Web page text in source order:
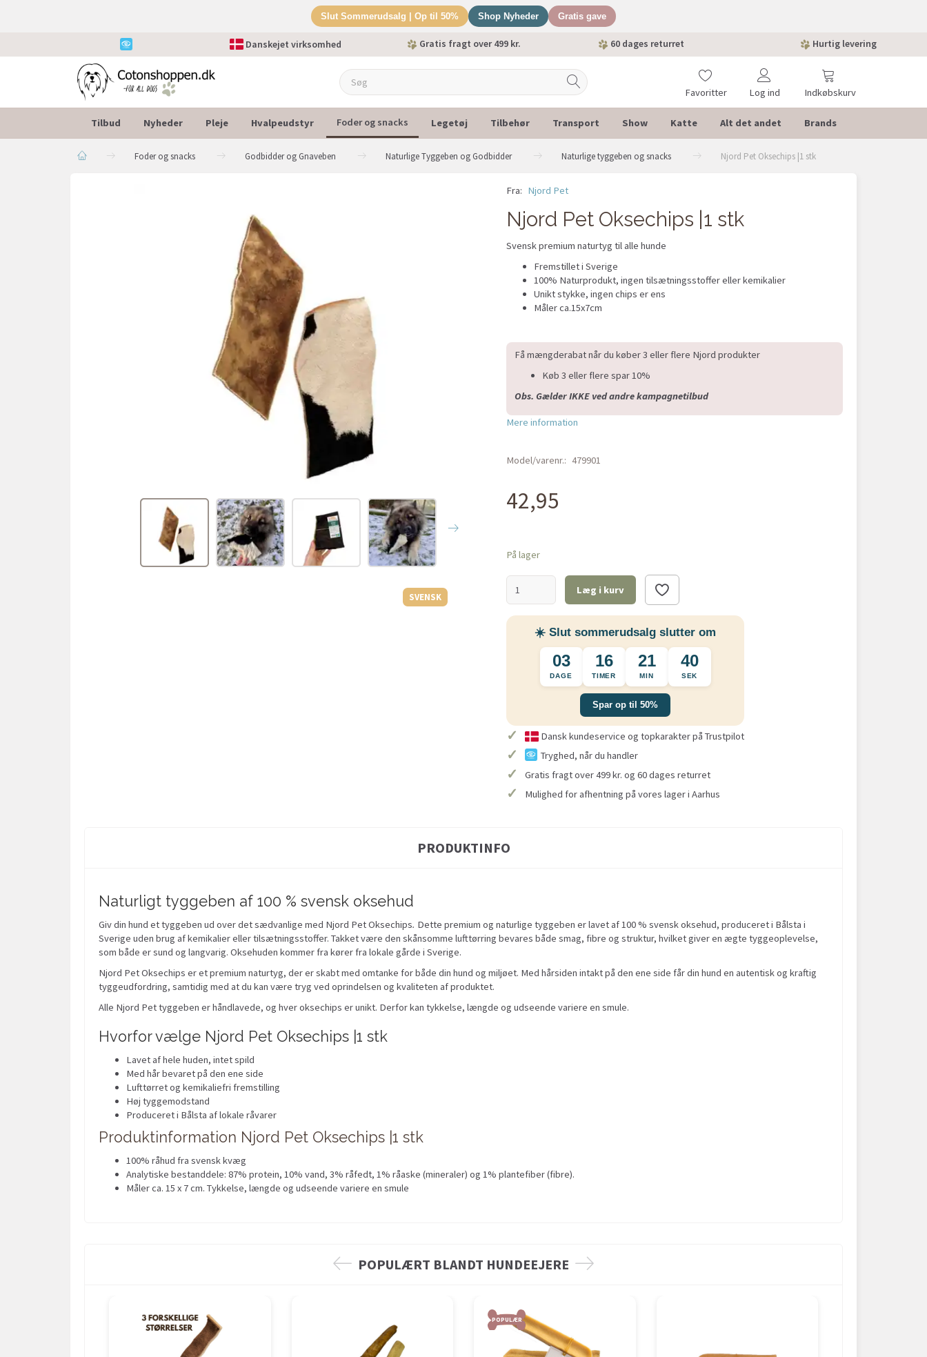
Slut Sommerudsalg | Op til 50% Shop Nyheder Gratis gave
Danskejet virksomhed Gratis fragt over 499 kr. 60 dages returret Hurtig levering
Indkøbskurv
Favoritter Log ind
Tilbud Nyheder Pleje Hvalpeudstyr Foder og snacks Legetøj Tilbehør Transport Show Katte Alt det andet Brands
Foder og snacks Godbidder og Gnaveben Naturlige Tyggeben og Godbidder Naturlige tyggeben og snacks Njord Pet Oksechips |1 stk
SVENSK
Fra: Njord Pet
Njord Pet Oksechips |1 stk
Svensk premium naturtyg til alle hunde
Fremstillet i Sverige
100% Naturprodukt, ingen tilsætningsstoffer eller kemikalier
Unikt stykke, ingen chips er ens
Måler ca.15x7cm
Få mængderabat når du køber 3 eller flere Njord produkter
Køb 3 eller flere spar 10%
Obs. Gælder IKKE ved andre kampagnetilbud
Mere information
Model/varenr.: 479901
42,95
På lager
Læg i kurv
☀️ Slut sommerudsalg slutter om
03
DAGE
16
TIMER
21
MIN
39
SEK
Spar op til 50%
✓ Dansk kundeservice og topkarakter på Trustpilot
✓ Tryghed, når du handler
✓ Gratis fragt over 499 kr. og 60 dages returret
✓ Mulighed for afhentning på vores lager i Aarhus
PRODUKTINFO
Naturligt tyggeben af 100 % svensk oksehud
Giv din hund et tyggeben ud over det sædvanlige med Njord Pet Oksechips. Dette premium og naturlige tyggeben er lavet af 100 % svensk oksehud, produceret i Bålsta i
Sverige uden brug af kemikalier eller tilsætningsstoffer. Takket være den skånsomme lufttørring bevares både smag, fibre og struktur, hvilket giver en ægte tyggeoplevelse,
som både er sund og langvarig. Oksehuden kommer fra kører fra lokale gårde i Sverige.
Njord Pet Oksechips er et premium naturtyg, der er skabt med omtanke for både din hund og miljøet. Med hårsiden intakt på den ene side får din hund en autentisk og kraftig
tyggeudfordring, samtidig med at du kan være tryg ved oprindelsen og kvaliteten af produktet.
Alle Njord Pet tyggeben er håndlavede, og hver oksechips er unikt. Derfor kan tykkelse, længde og udseende variere en smule.
Hvorfor vælge Njord Pet Oksechips |1 stk
Lavet af hele huden, intet spild
Med hår bevaret på den ene side
Lufttørret og kemikaliefri fremstilling
Høj tyggemodstand
Produceret i Bålsta af lokale råvarer
Produktinformation Njord Pet Oksechips |1 stk
100% råhud fra svensk kvæg
Analytiske bestanddele: 87% protein, 10% vand, 3% råfedt, 1% råaske (mineraler) og 1% plantefiber (fibre).
Måler ca. 15 x 7 cm. Tykkelse, længde og udseende variere en smule
POPULÆRT BLANDT HUNDEEJERE
POPULÆR